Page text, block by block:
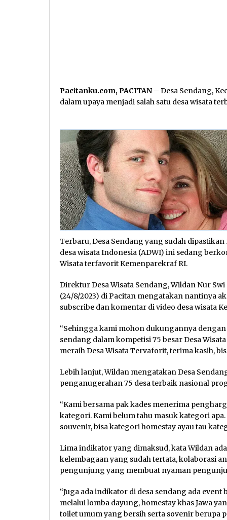
Pacitanku.com, PACITAN – Desa Sendang,
dalam upaya menjadi salah satu desa wisata
Terbaru, Desa Sendang yang sudah
desa wisata Indonesia (ADWI) ini sedang
Wisata terfavorit Kemenparekraf RI.
Direktur Desa Wisata Sendang, Wildan Nur
(24/8/2023) di Pacitan mengatakan nantinya
subscribe dan komentar di video desa wisata
“Sehingga kami mohon dukungannya
sendang dalam kompetisi 75 besar Desa
meraih Desa Wisata Tervaforit, terima kasih,
Lebih lanjut, Wildan mengatakan Desa
penganugerahan 75 desa terbaik nasional
“Kami bersama pak kades menerima
kategori. Kami belum tahu masuk kategori
souvenir, bisa kategori homestay ayau tau
Lima indikator yang dimaksud, kata Wildan
kelembagaan yang sudah tertata, kolaborasi
pengunjung yang membuat nyaman
“Juga ada indikator di desa sendang ada
melalui lomba dayung, homestay khas Jawa
toilet umum yang bersih serta sovenir berupa